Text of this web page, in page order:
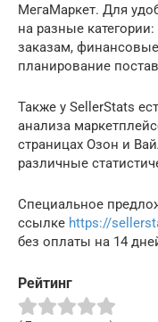
МегаМаркет. Для
на разные
заказам,
планирование
Также у SellerStats
анализа
страницах Озон и
различные
Специальное
ссылке https://
без оплаты на 14
Рейтинг